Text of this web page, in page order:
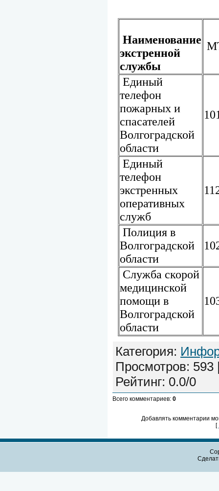
Наименование
экстренной
службы
Единый
телефон
пожарных и
спасателей
Волгоградской
области
Единый
телефон
экстренных
оперативных
служб
Полиция в
Волгоградской
области
Служба скорой
медицинской
помощи в
Волгоградской
области
Категория:
Просмотров: 593
Рейтинг: 0.0/0
Всего комментариев: 0
Добавлять комментарии
[